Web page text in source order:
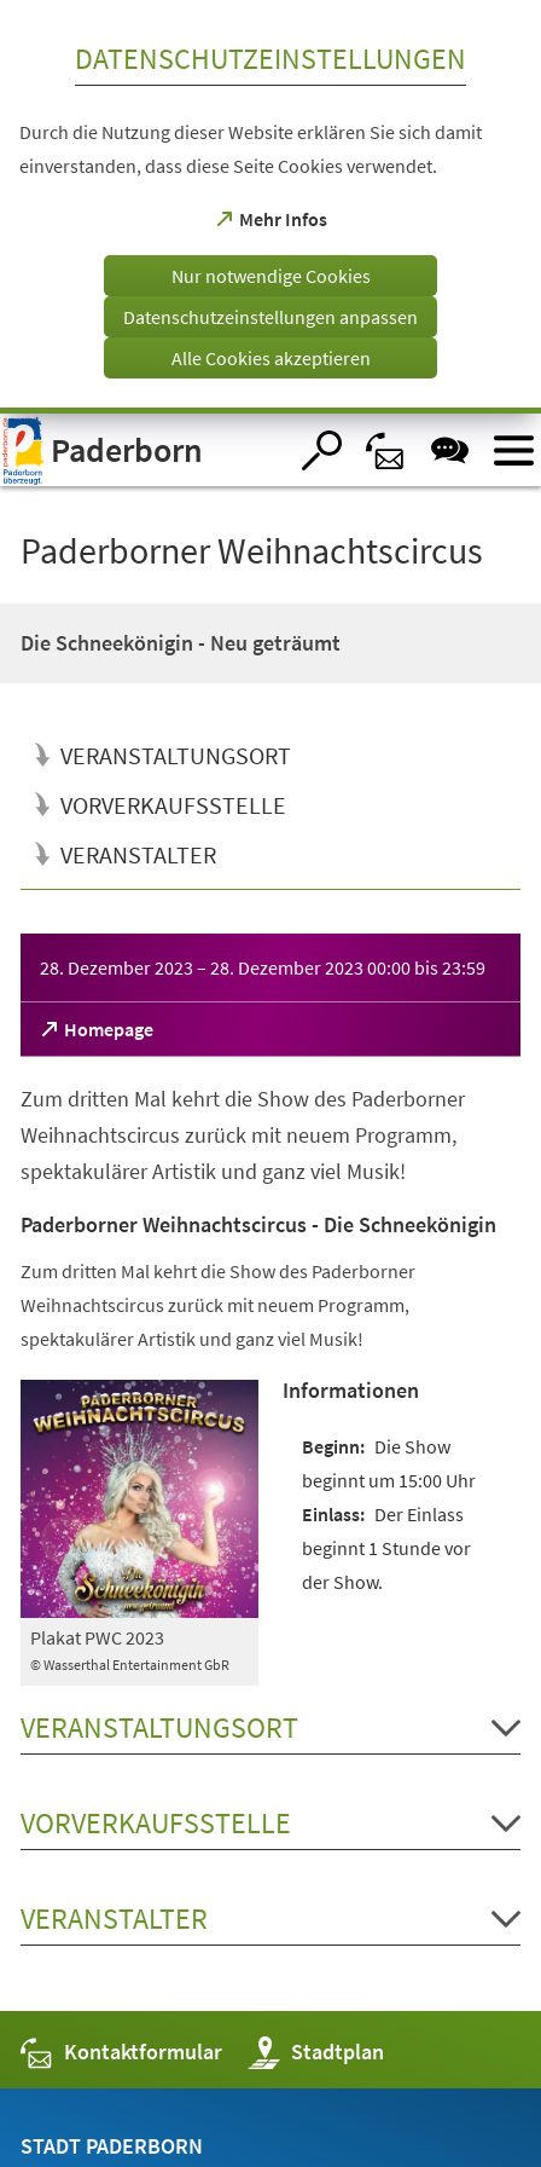
Visuelle
Assistenzsoftware
öffnen.
DATENSCHUTZEINSTELLUNGEN
Durch die Nutzung dieser Website erklären Sie sich damit
einverstanden, dass diese Seite Cookies verwendet.
Mehr Infos
(Öffnet
einem
Tab)
Nur notwendige Cookies
Datenschutzeinstellungen anpassen
Alle Cookies akzeptieren
Paderborn
Paderborner Weihnachtscircus
Die Schneekönigin - Neu geträumt
VERANSTALTUNGSORT
VORVERKAUFSSTELLE
VERANSTALTER
28. Dezember 2023 – 28. Dezember 2023 00:00 bis23:59
Homepage
(Öffnet
in
neuen
Tab)
Zum dritten Mal kehrt die Show des Paderborner
Weihnachtscircus zurück mit neuem Programm,
spektakulärer Artistik und ganz viel Musik!
Paderborner Weihnachtscircus - Die Schneekönigin
Zum dritten Mal kehrt die Show des Paderborner
Weihnachtscircus zurück mit neuem Programm,
spektakulärer Artistik und ganz viel Musik!
© Wasserthal Entertainment GbR
Plakat PWC 2023
Informationen
Die Show
beginnt um 15:00 Uhr
Der Einlass
beginnt 1 Stunde vor
der Show.
VERANSTALTUNGSORT
VORVERKAUFSSTELLE
VERANSTALTER
Kontaktformular Stadtplan
(Öffnet
in
einem
STADT PADERBORN